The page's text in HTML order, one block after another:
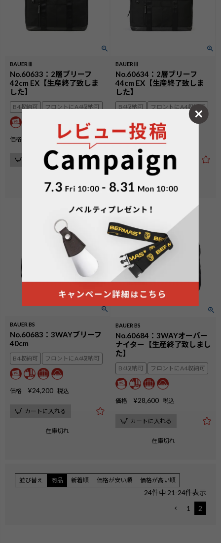
検索
BAUERⅢ
No.60633：2層ブリーフ
42cm EX【生産終了致しま
した】
B4収納可 フロントにA4収納可
価格 税込
カートに入れる
BAUERⅢ
No.60634：2層ブリーフ
44cm EX【生産終了致しま
した】
B4収納可 フロントにA4収納可
¥29,700 税込
カートに入れる
BAUER BS
No.60683：3WAYブリーフ
40cm
B4収納可 フロントにA4収納可
価格 ¥24,200 税込
カートに入れる
在庫切れ
BAUER BS
No.60684：3WAYオーバー
ナイター【生産終了致しまし
た】
B4収納可 フロントにA4収納可
価格 ¥28,600 税込
カートに入れる
在庫切れ
並び替え 商品 新着順 価格が安い順 価格が高い順
24件中 21 -24件表示
1
2